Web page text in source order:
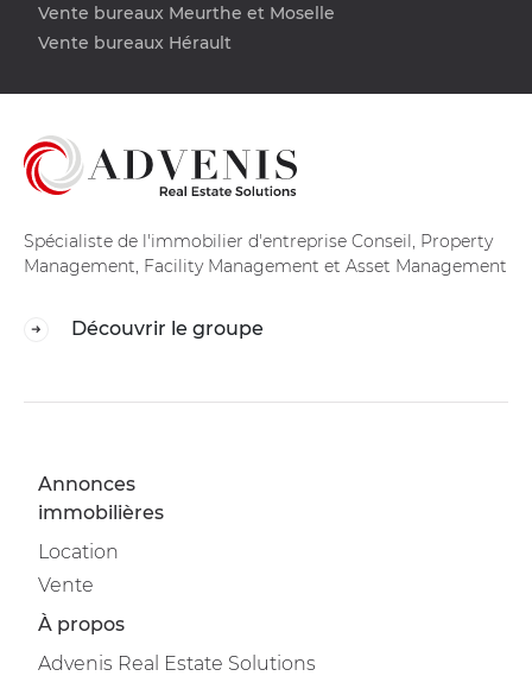
Vente bureaux Meurthe et Moselle
Vente bureaux Hérault
Spécialiste de l'immobilier d'entreprise Conseil, Property
Management, Facility Management et Asset Management
Découvrir le groupe
Annonces
immobilières
Location
Vente
À propos
Advenis Real Estate Solutions